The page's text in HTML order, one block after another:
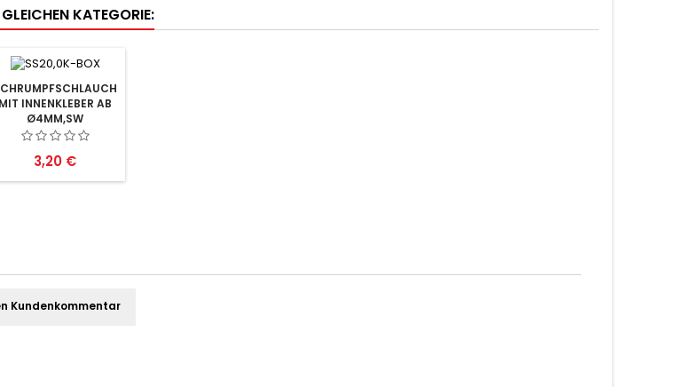
KATEGORIE:
MIT INNENKLEBER AB
Ø4MM,SW
METERWARE
Preis
3,20 €
Kundenkommentar